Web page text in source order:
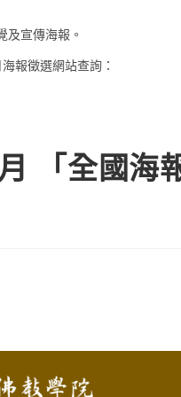
宣傳海報。
報徵選網站查詢：
「全國海